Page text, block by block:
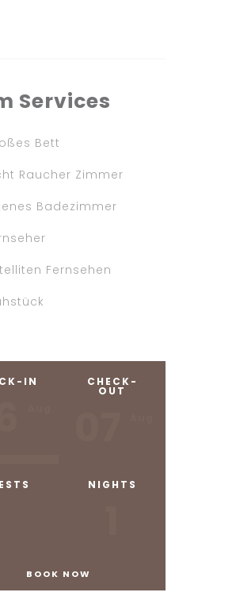
Services
Bett
Raucher Zimmer
Badezimmer
Fernsehen
IN CHECK-
OUT
NIGHTS